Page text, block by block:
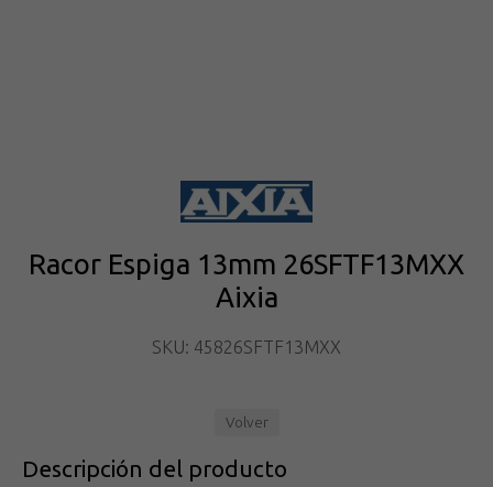
Racor Espiga 13mm 26SFTF13MXX
Aixia
SKU: 45826SFTF13MXX
Volver
Descripción del producto